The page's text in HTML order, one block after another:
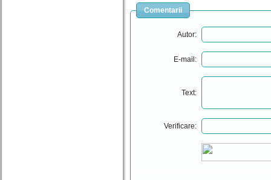
Comentarii
Autor:
E-mail:
Text:
Verificare: